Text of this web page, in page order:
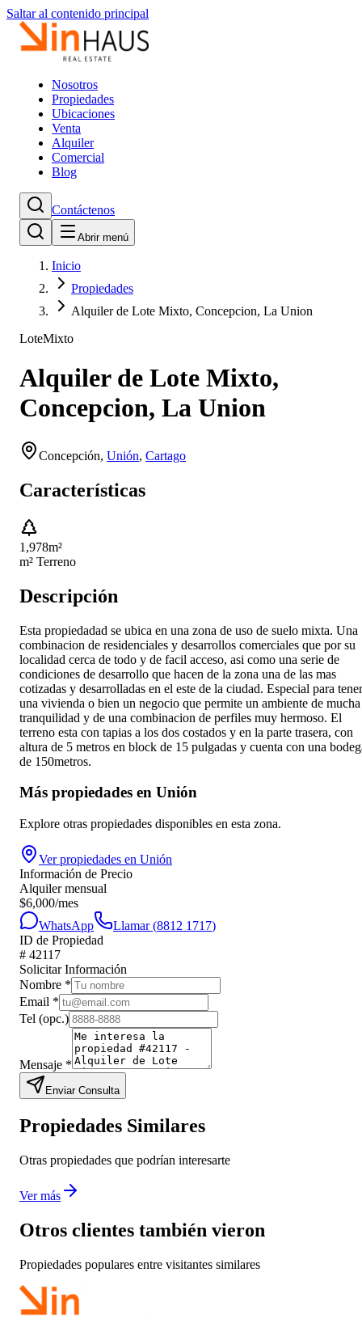
Saltar al contenido principal
Nosotros
Propiedades
Ubicaciones
Venta
Alquiler
Comercial
Blog
Contáctenos
Abrir menú
Inicio
Propiedades
Alquiler de Lote Mixto, Concepcion, La Union
LoteMixto
Alquiler de Lote Mixto,
Concepcion, La Union
Concepción, Unión, Cartago
Características
1,978m²
m² Terreno
Descripción
Esta propiedadad se ubica en una zona de uso de suelo mixta. Una
combinacion de residenciales y desarrollos comerciales que por su
localidad cerca de todo y de facil acceso, asi como una serie de
condiciones de desarrollo que hacen de la zona una de las mas
cotizadas y desarrolladas en el este de la ciudad. Especial para tener
una vivienda o bien un negocio que permite un ambiente de mucha
tranquilidad y de una combinacion de perfiles muy hermoso. El
terreno esta con tapias a los dos costados y en la parte trasera, con
altura de 5 metros en block de 15 pulgadas y cuenta con una
de 150metros.
Más propiedades en Unión
Explore otras propiedades disponibles en esta zona.
Ver propiedades en Unión
Información de Precio
Alquiler mensual
$6,000/mes
WhatsApp
Llamar (8812 1717)
ID de Propiedad
# 42117
Solicitar Información
Nombre *
Email *
Tel (opc.)
Mensaje *
Enviar Consulta
Propiedades Similares
Otras propiedades que podrían interesarte
Ver más
Otros clientes también vieron
Propiedades populares entre visitantes similares